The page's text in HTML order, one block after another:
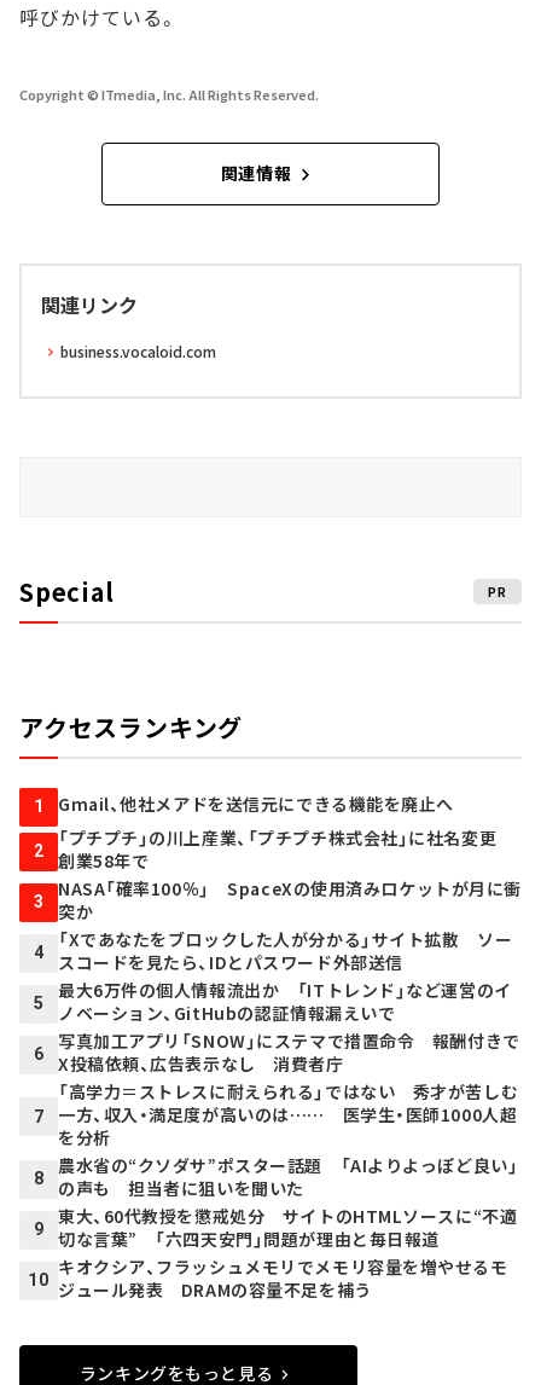
呼びかけている。
Copyright © ITmedia, Inc. All Rights Reserved.
関連情報
関連リンク
business.vocaloid.com
Special PR
アクセスランキング
1 Gmail、他社メアドを送信元にできる機能を廃止へ
2
「プチプチ」の川上産業、「プチプチ株式会社」に社名変更
創業58年で
3
NASA「確率100％」 SpaceXの使用済みロケットが月に衝
突か
4
「Xであなたをブロックした人が分かる」サイト拡散 ソー
スコードを見たら、IDとパスワード外部送信
5
最大6万件の個人情報流出か 「ITトレンド」など運営のイ
ノベーション、GitHubの認証情報漏えいで
6
写真加工アプリ「SNOW」にステマで措置命令 報酬付きで
X投稿依頼、広告表示なし 消費者庁
7
「高学力＝ストレスに耐えられる」ではない 秀才が苦しむ
一方、収入・満足度が高いのは…… 医学生・医師1000人超
を分析
8
農水省の“クソダサ”ポスター話題 「AIよりよっぽど良い」
の声も 担当者に狙いを聞いた
9
東大、60代教授を懲戒処分 サイトのHTMLソースに“不適
切な言葉” 「六四天安門」問題が理由と毎日報道
10
キオクシア、フラッシュメモリでメモリ容量を増やせるモ
ジュール発表 DRAMの容量不足を補う
ランキングをもっと見る